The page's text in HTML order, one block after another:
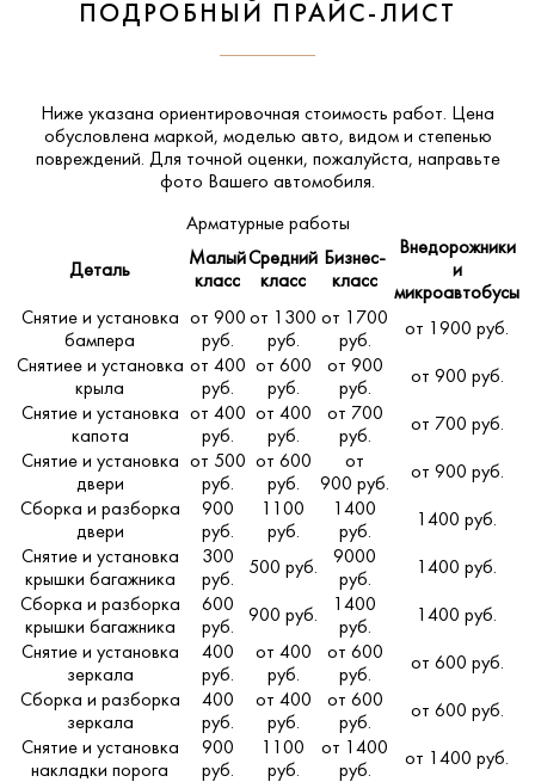
ПОДРОБНЫЙ ПРАЙС-ЛИСТ
Ниже указана ориентировочная стоимость работ. Цена
обусловлена маркой, моделью авто, видом и степенью
повреждений. Для точной оценки, пожалуйста, направьте
фото Вашего автомобиля.
Арматурные работы
Деталь
Малый
класс
Средний
класс
Бизнес-
класс
Внедорожники
и
микроавтобусы
Снятие и установка
бампера
от 900
руб.
от 1300
руб.
от 1700
руб.
от 1900 руб.
Снятиее и установка
крыла
от 400
руб.
от 600
руб.
от 900
руб.
от 900 руб.
Снятие и установка
капота
от 400
руб.
от 400
руб.
от 700
руб.
от 700 руб.
Снятие и установка
двери
от 500
руб.
от 600
руб.
от
900 руб.
от 900 руб.
Сборка и разборка
двери
900
руб.
1100
руб.
1400
руб.
1400 руб.
Снятие и установка
крышки багажника
300
руб.
500 руб.
9000
руб.
1400 руб.
Сборка и разборка
крышки багажника
600
руб.
900 руб.
1400
руб.
1400 руб.
Снятие и установка
зеркала
400
руб.
от 400
руб.
от 600
руб.
от 600 руб.
Сборка и разборка
зеркала
400
руб.
от 400
руб.
от 600
руб.
от 600 руб.
Снятие и установка
накладки порога
900
руб.
1100
руб.
от 1400
руб.
от 1400 руб.